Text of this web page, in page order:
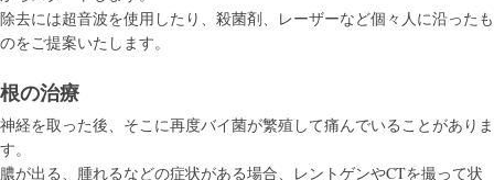
除去には超音波を使用したり、殺菌剤、レーザーなど個々人に沿ったも
のをご提案いたします。
根の治療
神経を取った後、そこに再度バイ菌が繁殖して痛んでいることがありま
す。
膿が出る、腫れるなどの症状がある場合、レントゲンやCTを撮って状